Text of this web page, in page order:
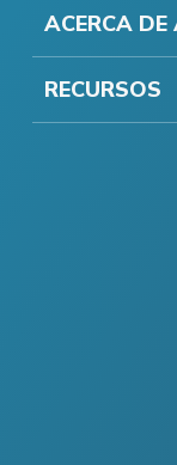
ACERCA DE
RECURSOS